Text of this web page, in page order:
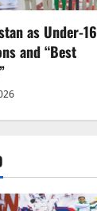
as Under-16
and “Best